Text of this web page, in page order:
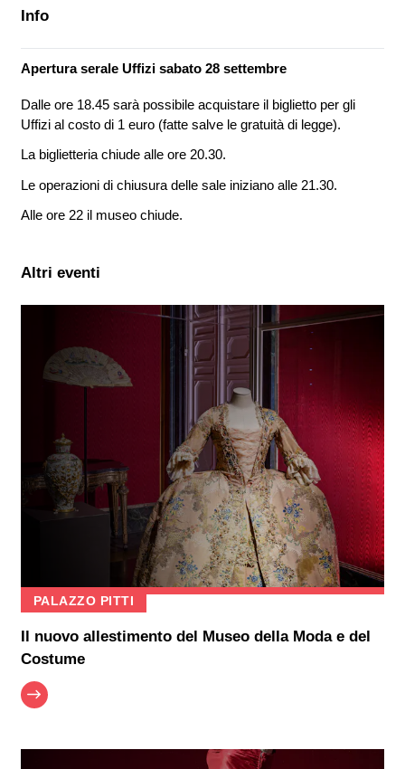
Info
Apertura serale Uffizi sabato 28 settembre
Dalle ore 18.45 sarà possibile acquistare il biglietto per gli
Uffizi al costo di 1 euro (fatte salve le gratuità di legge).
La biglietteria chiude alle ore 20.30.
Le operazioni di chiusura delle sale iniziano alle 21.30.
Alle ore 22 il museo chiude.
Altri eventi
PALAZZO PITTI
Il nuovo allestimento del Museo della Moda e del
Costume